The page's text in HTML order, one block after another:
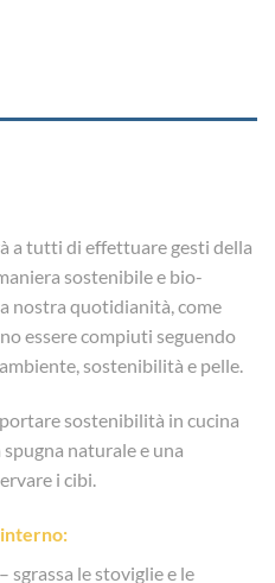
a tutti di effettuare gesti della
sostenibile e bio-
nostra quotidianità, come
essere compiuti seguendo
sostenibilità e pelle.
sostenibilità in cucina
naturale e una
i cibi.
interno:
– sgrassa le stoviglie e le